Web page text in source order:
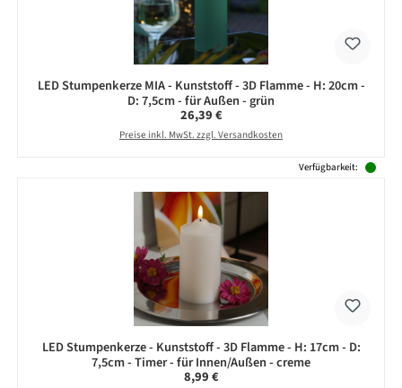
LED Stumpenkerze MIA - Kunststoff - 3D Flamme - H: 20cm -
D: 7,5cm - für Außen - grün
Regulärer Preis:
26,39 €
Preise inkl. MwSt. zzgl. Versandkosten
Verfügbarkeit:
LED Stumpenkerze - Kunststoff - 3D Flamme - H: 17cm - D:
7,5cm - Timer - für Innen/Außen - creme
Regulärer Preis:
8,99 €